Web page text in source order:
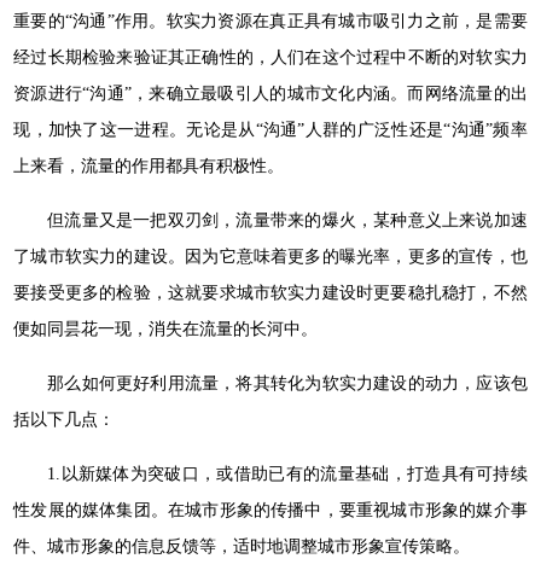
重要的“沟通”作用。软实力资源在真正具有城市吸引力之前，是需要
经过长期检验来验证其正确性的，人们在这个过程中不断的对软实力
资源进行“沟通”，来确立最吸引人的城市文化内涵。而网络流量的出
现，加快了这一进程。无论是从“沟通”人群的广泛性还是“沟通”频率
上来看，流量的作用都具有积极性。
但流量又是一把双刃剑，流量带来的爆火，某种意义上来说加速
了城市软实力的建设。因为它意味着更多的曝光率，更多的宣传，也
要接受更多的检验，这就要求城市软实力建设时更要稳扎稳打，不然
便如同昙花一现，消失在流量的长河中。
那么如何更好利用流量，将其转化为软实力建设的动力，应该包
括以下几点：
1.以新媒体为突破口，或借助已有的流量基础，打造具有可持续
性发展的媒体集团。在城市形象的传播中，要重视城市形象的媒介事
件、城市形象的信息反馈等，适时地调整城市形象宣传策略。